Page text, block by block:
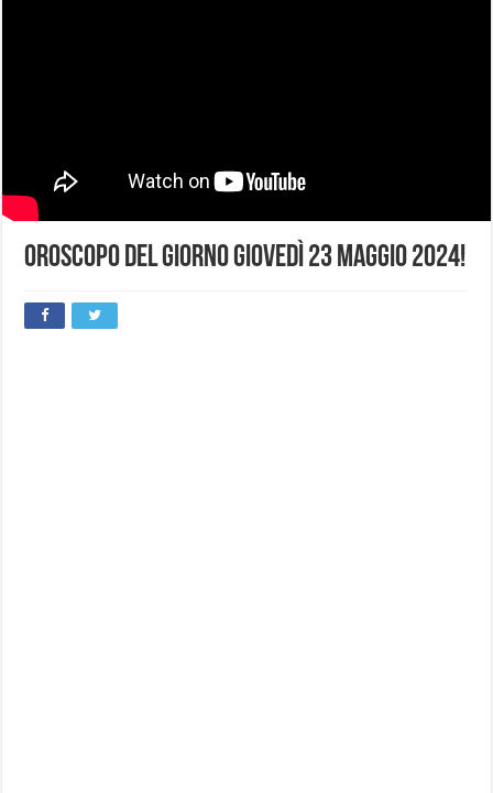
Oroscopo del Giorno Giovedì 23 Maggio 2024!